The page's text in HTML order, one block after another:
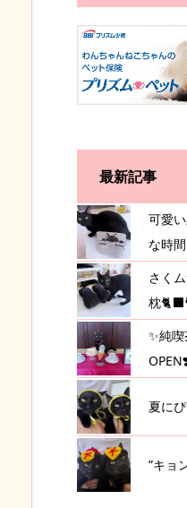
最新記事
可愛
な時
さく
枕
✨純
夏に
”キョ